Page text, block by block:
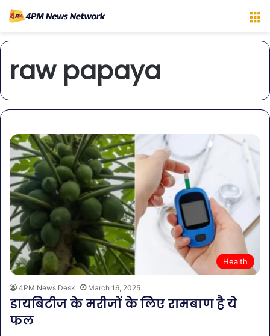
raw papaya
Health
4PM News Desk March 16, 2025
डायबिटीज के मरीजों के लिए रामबाण है ये
फल